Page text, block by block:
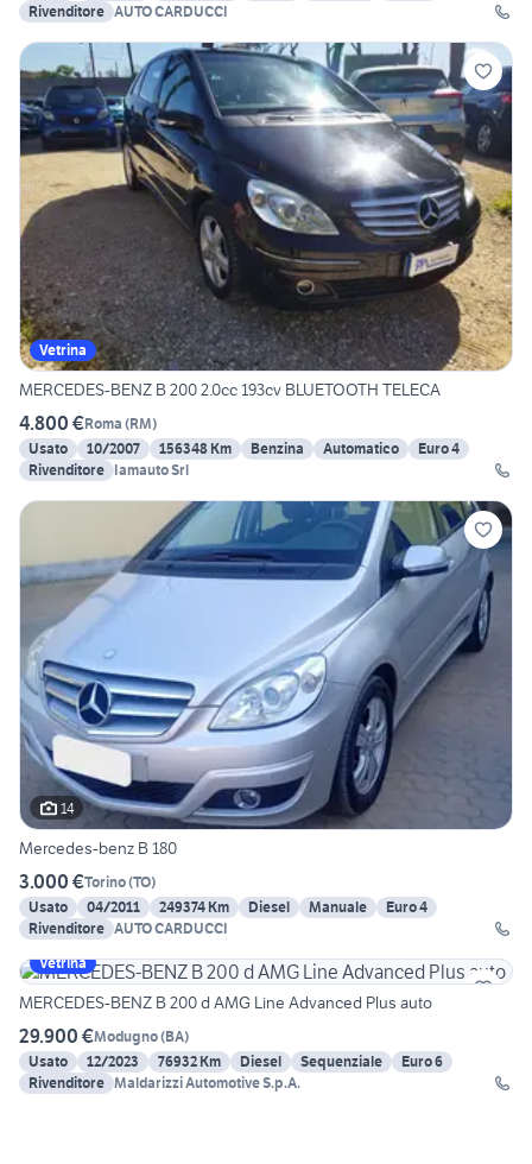
Rivenditore AUTO CARDUCCI
Vetrina
MERCEDES-BENZ B 200 2.0cc 193cv BLUETOOTH TELECA
4.800 €Roma (RM)
Usato
10/2007 156348 Km Benzina Automatico
Euro 4
Rivenditore Iamauto Srl
14
Mercedes-benz B 180
3.000 €Torino(TO)
Usato
04/2011 249374 Km Diesel Manuale
Euro 4
Rivenditore AUTO CARDUCCI
Vetrina
MERCEDES-BENZ B 200 d AMG Line Advanced Plus auto
29.900 €Modugno(BA)
Usato
12/2023 76932 Km Diesel Sequenziale
Euro 6
Rivenditore Maldarizzi Automotive S.p.A.